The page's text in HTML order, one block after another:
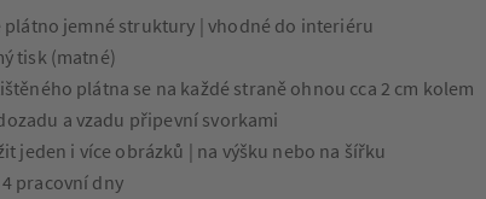
plátno jemné struktury | vhodné do interiéru
tisk (matné)
plátna se na každé straně ohnou cca 2 cm kolem
a vzadu připevní svorkami
jeden i více obrázků | na výšku nebo na šířku
pracovní dny